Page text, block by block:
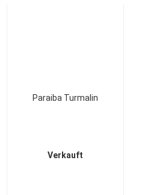
Paraiba Turmalin
Verkauft